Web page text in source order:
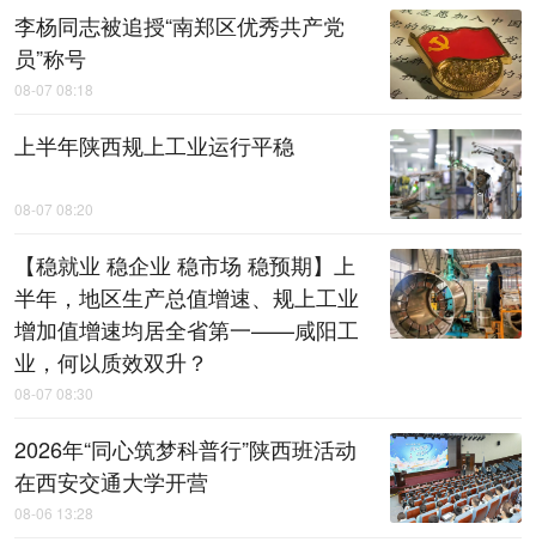
李杨同志被追授“南郑区优秀共产党
员”称号
08-07 08:18
上半年陕西规上工业运行平稳
08-07 08:20
【稳就业 稳企业 稳市场 稳预期】上
半年，地区生产总值增速、规上工业
增加值增速均居全省第一——咸阳工
业，何以质效双升？
08-07 08:30
2026年“同心筑梦科普行”陕西班活动
在西安交通大学开营
08-06 13:28